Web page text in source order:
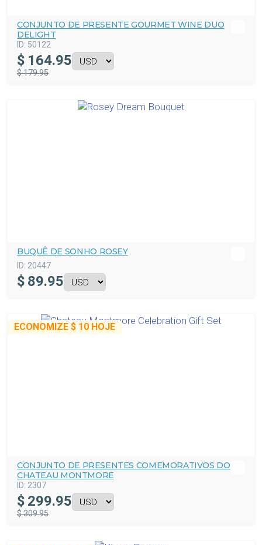
CONJUNTO DE PRESENTE GOURMET WINE DUO
DELIGHT
ID: 50122
$ 164.95
$ 179.95
BUQUÊ DE SONHO ROSEY
ID: 20447
$ 89.95
ECONOMIZE $ 10 HOJE
CONJUNTO DE PRESENTES COMEMORATIVOS DO
CHATEAU MONTMORE
ID: 2307
$ 299.95
$ 309.95